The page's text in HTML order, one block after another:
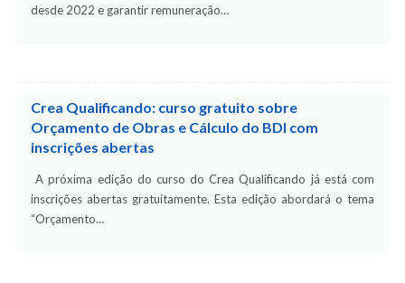
desde 2022 e garantir remuneração…
Crea Qualificando: curso gratuito sobre
Orçamento de Obras e Cálculo do BDI com
inscrições abertas
A próxima edição do curso do Crea Qualificando já está com
inscrições abertas gratuitamente. Esta edição abordará o tema
“Orçamento…